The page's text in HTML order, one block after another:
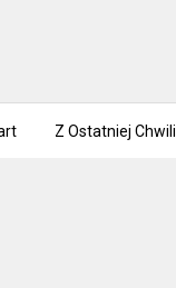
Z Ostatniej Chwili